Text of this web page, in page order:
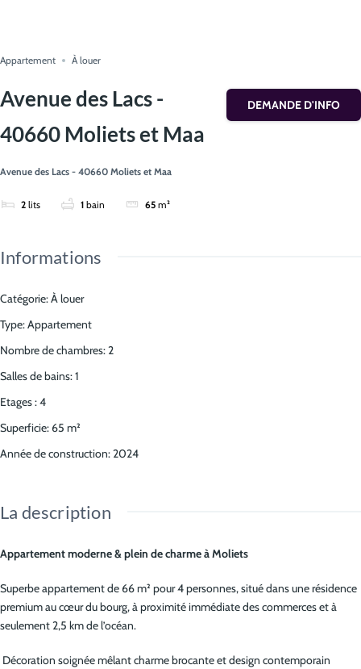
Appartement À louer
Avenue des Lacs -
40660 Moliets et Maa
Avenue des Lacs - 40660 Moliets et Maa
2 lits 1 bain 65 m²
DEMANDE D'INFO
Informations
Catégorie:À louer
Type:Appartement
Nombre de chambres:2
Salles de bains:1
Etages:4
Superficie: 65 m²
Année de construction:2024
La description
Appartement moderne & plein de charme à Moliets
Superbe appartement de 66 m² pour 4 personnes, situé dans une résidence
premium au cœur du bourg, à proximité immédiate des commerces et à
seulement 2,5 km de l’océan.
Décoration soignée mêlant charme brocante et design contemporain